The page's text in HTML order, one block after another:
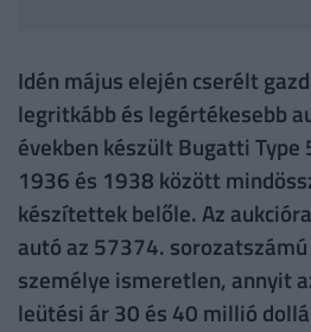
Idén május elején cserélt
legritkább és legértékesebb
években készült Bugatti Type
1936 és 1938 között
készítettek belőle. Az
autó az 57374. sorozatszámú
személye ismeretlen, annyit
leütési ár 30 és 40 millió